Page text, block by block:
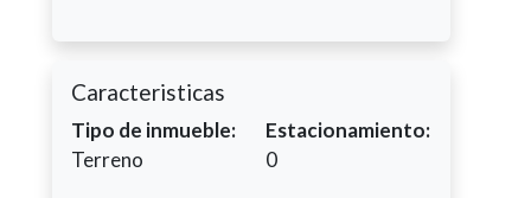
Caracteristicas
Tipo de inmueble:
Terreno
Estacionamiento:
0